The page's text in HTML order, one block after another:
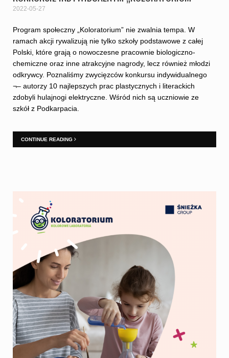
2022-05-27
Program społeczny „Koloratorium” nie zwalnia tempa. W
ramach akcji rywalizują nie tylko szkoły podstawowe z całej
Polski, które grają o nowoczesne pracownie biologiczno-
chemiczne oraz inne atrakcyjne nagrody, lecz również młodzi
odkrywcy. Poznaliśmy zwycięzców konkursu indywidualnego
¬– autorzy 10 najlepszych prac plastycznych i literackich
zdobyli hulajnogi elektryczne. Wśród nich są uczniowie ze
szkół z Podkarpacia.
CONTINUE READING